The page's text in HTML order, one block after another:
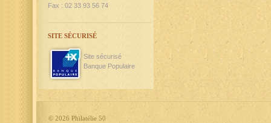
Fax : 02 33 93 56 74
SITE SÉCURISÉ
Site sécurisé
Banque Populaire
© 2026 Philatélie 50